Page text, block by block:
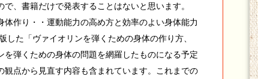
、書籍だけで発表することはないと思います。
作り・・運動能力の高め方と効率のよい身体能力
た「ヴァイオリンを弾くための身体の作り方、
弾くための身体の問題を網羅したものになる予定
点から見直す内容も含まれています。これまでの